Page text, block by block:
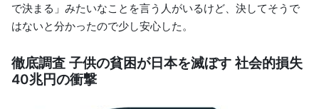
で決まる」みたいなことを言う人がいるけど、決してそうで
はないと分かったので少し安心した。
徹底調査 子供の貧困が日本を滅ぼす 社会的損失
40兆円の衝撃